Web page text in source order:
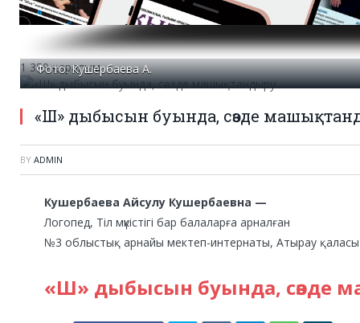
1 359 қаралым
Фото: Кушербаева А.
«Ш» дыбысын буында, сөзде
BY ADMIN
Кушербаева Айсулу Кушербаевна —
Логопед, Тіл мүкістігі бар балаларға арналған
№3 облыстық арнайы мектеп-интернаты, Атырау қаласы
«Ш» дыбысын буында, сөзде